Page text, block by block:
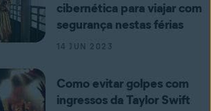
cibernética para viajar com
segurança nestas férias
14 JUN 2023
Como evitar golpes com
ingressos da Taylor Swift